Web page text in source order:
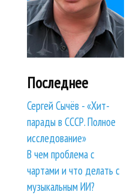
Последнее
Сергей Сычёв - «Хит-
парады в СССР. Полное
исследование»
В чем проблема с
чартами и что делать с
музыкальным ИИ?